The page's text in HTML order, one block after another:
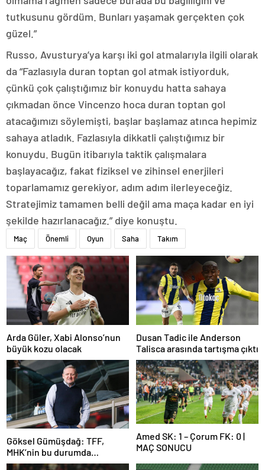
tutkusunu gördüm. Bunları yaşamak gerçekten çok
güzel.”
Russo, Avusturya’ya karşı iki gol atmalarıyla ilgili olarak
da “Fazlasıyla duran toptan gol atmak istiyorduk,
çünkü çok çalıştığımız bir konuydu hatta sahaya
çıkmadan önce Vincenzo hoca duran toptan gol
atacağımızı söylemişti, başlar başlamaz atınca hepimiz
sahaya atladık. Fazlasıyla dikkatli çalıştığımız bir
konuydu. Bugün itibarıyla taktik çalışmalara
başlayacağız, fakat fiziksel ve zihinsel enerjileri
toparlamamız gerekiyor, adım adım ilerleyeceğiz.
Stratejimiz tamamen belli değil ama maça kadar en iyi
şekilde hazırlanacağız.” diye konuştu.
Maç Önemli Oyun Saha Takım
Arda Güler, Xabi Alonso’nun
büyük kozu olacak
Dusan Tadic ile Anderson
Talisca arasında tartışma çıktı
Göksel Gümüşdağ: TFF,
MHK’nin bu durumda
olmasının sorumlusudur
Amed SK: 1 – Çorum FK: 0 |
MAÇ SONUCU